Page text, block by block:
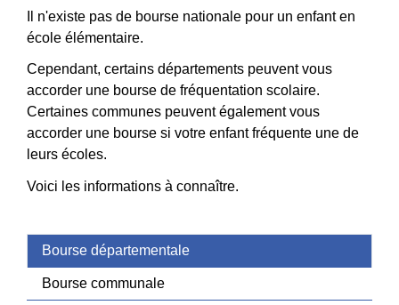
Il n'existe pas de bourse nationale pour un enfant en
école élémentaire.
Cependant, certains départements peuvent vous
accorder une bourse de fréquentation scolaire.
Certaines communes peuvent également vous
accorder une bourse si votre enfant fréquente une de
leurs écoles.
Voici les informations à connaître.
Bourse départementale
Bourse communale